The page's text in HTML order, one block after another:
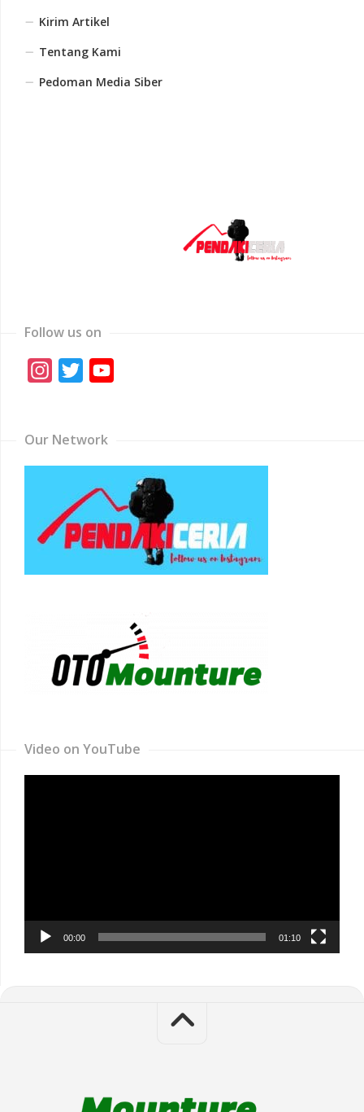
Kirim Artikel
Tentang Kami
Pedoman Media Siber
Follow us on
Instagram
Twitter
Our Network
Video on YouTube
00:00 01:10